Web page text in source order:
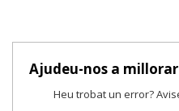
Ajudeu-nos a millorar
Heu trobat un error?